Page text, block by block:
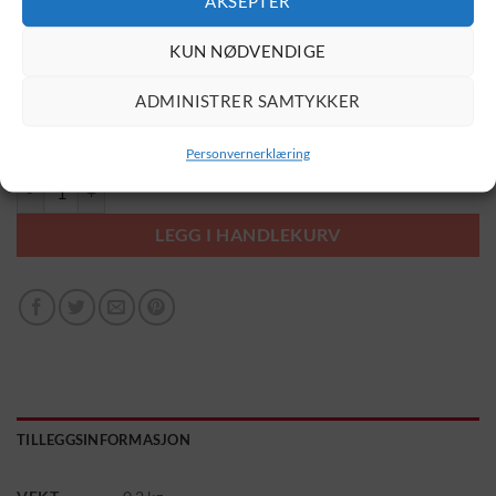
KUN NØDVENDIGE
ADMINISTRER SAMTYKKER
Personvernerklæring
LEGG I HANDLEKURV
TILLEGGSINFORMASJON